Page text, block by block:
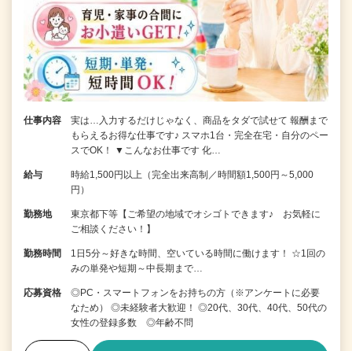
仕事内容
実は…入力するだけじゃなく、商品をタダで試せて 報酬まで
もらえるお得な仕事です♪ スマホ1台・完全在宅・自分のペー
スでOK！ ▼こんなお仕事です 化…
給与
時給1,500円以上（完全出来高制／時間額1,500円～5,000
円）
勤務地
東京都下等【ご希望の地域でオシゴトできます♪ お気軽に
ご相談ください！】
勤務時間
1日5分～好きな時間、空いている時間に働けます！ ☆1回の
みの単発や短期～中長期まで…
応募資格
◎PC・スマートフォンをお持ちの方（※アンケートに必要
なため） ◎未経験者大歓迎！ ◎20代、30代、40代、50代の
女性の登録多数 ◎年齢不問